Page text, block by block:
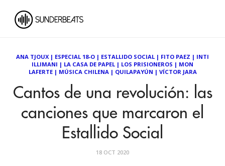
ANA TJOUX| ESPECIAL 18-O | ESTALLIDO SOCIAL | FITO PAEZ | INTI
ILLIMANI | LA CASA DE PAPEL | LOS PRISIONEROS | MON
LAFERTE| MÚSICA CHILENA| QUILAPAYÚN | VÍCTOR JARA
Cantos de una revolución: las
canciones que marcaron el
Estallido Social
18 OCT 2020